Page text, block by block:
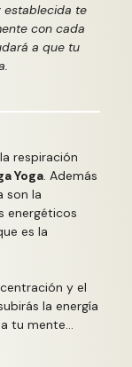
establecida te
con cada
a que tu
respiración
Yoga. Además
son la
energéticos
es la
y el
la energía
tu mente…